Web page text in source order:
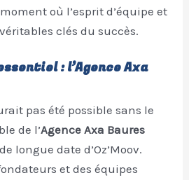
où l’esprit d’équipe et
clés du succès.
: l’Agence Axa
pas été possible sans le
de l’Agence Axa Baures
longue date d’Oz’Moov.
et des équipes